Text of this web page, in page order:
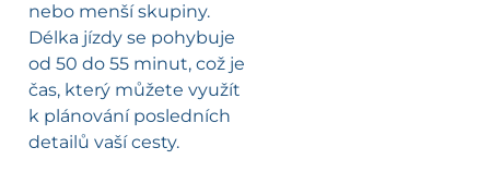
nebo menší skupiny.
Délka jízdy se pohybuje
od 50 do 55 minut, což je
čas, který můžete využít
k plánování posledních
detailů vaší cesty.